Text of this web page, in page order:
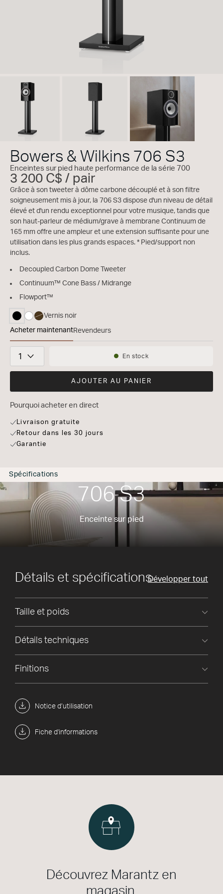
Bowers & Wilkins 706 S3
Enceintes sur pied haute performance de la série 700
3 200 C$ / pair
Grâce à son tweeter à dôme carbone découplé et à son filtre
soigneusement mis à jour, la 706 S3 dispose d'un niveau de détail
élevé et d'un rendu exceptionnel pour votre musique, tandis que
son haut-parleur de médium/grave à membrane Continuum de
165 mm offre une ampleur et une extension suffisante pour une
utilisation dans les plus grands espaces. * Pied/support non
inclus.
Decoupled Carbon Dome Tweeter
Continuum™ Cone Bass / Midrange
Flowport™
sélectionné
Vernis noir
Acheter maintenant
Bowers & Wilkins 706 S3
Revendeurs
Disponibilité:
En stock
AJOUTER AU PANIER
Pourquoi acheter en direct
Livraison gratuite
Retour dans les 30 jours
Garantie
Spécifications
706 S3
Enceinte sur pied
Détails et spécifications
Notice d’utilisation
Fiche d'informations
Développer tout
Taille et poids
Détails techniques
Finitions
Découvrez Marantz en
magasin.